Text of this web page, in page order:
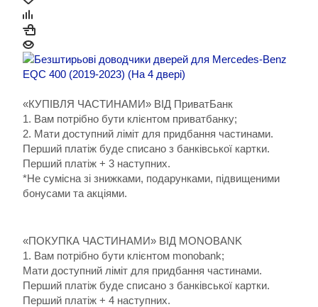
«КУПІВЛЯ ЧАСТИНАМИ» ВІД ПриватБанк
1. Вам потрібно бути клієнтом приватбанку;
2. Мати доступний ліміт для придбання частинами.
Перший платіж буде списано з банківської картки.
Перший платіж + 3 наступних.
*Не сумісна зі знижками, подарунками, підвищеними
бонусами та акціями.
«ПОКУПКА ЧАСТИНАМИ» ВІД MONOBANK
1. Вам потрібно бути клієнтом monobank;
Мати доступний ліміт для придбання частинами.
Перший платіж буде списано з банківської картки.
Перший платіж + 4 наступних.